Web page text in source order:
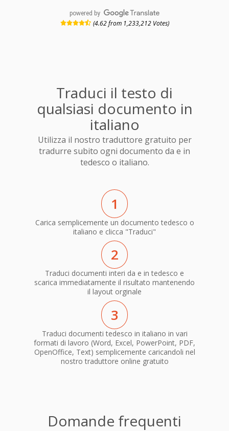
powered by
(4.62 from 1,233,212 Votes)
Traduci il testo di
qualsiasi documento in
italiano
Utilizza il nostro traduttore gratuito per
tradurre subito ogni documento da e in
tedesco o italiano.
1
Carica semplicemente un documento tedesco o
italiano e clicca "Traduci"
2
Traduci documenti interi da e in tedesco e
scarica immediatamente il risultato mantenendo
il layout orginale
3
Traduci documenti tedesco in italiano in vari
formati di lavoro (Word, Excel, PowerPoint, PDF,
OpenOffice, Text) semplicemente caricandoli nel
nostro traduttore online gratuito
Domande frequenti